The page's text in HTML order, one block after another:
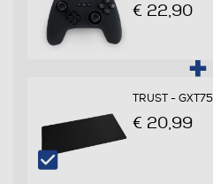
€ 22,90
TRUST -
€ 20,99